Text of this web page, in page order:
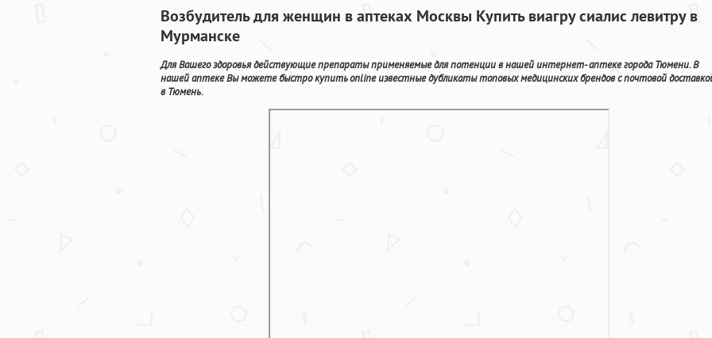
Возбудитель для женщин в аптеках Москвы Купить виагру сиалис левитру в
Мурманске
Для Вашего здоровья действующие препараты применяемые для потенции в нашей интернет- аптеке города Тюмени. В
нашей аптеке Вы можете быстро купить online известные дубликаты топовых медицинских брендов с почтовой
в Тюмень.